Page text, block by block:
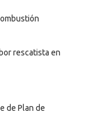
rescatista en
de Plan de